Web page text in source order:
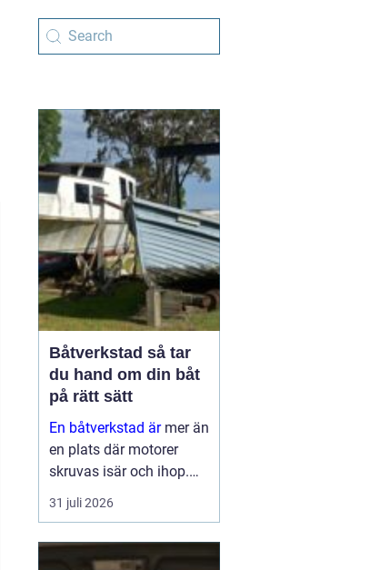
Båtverkstad så tar
du hand om din båt
på rätt sätt
En båtverkstad ärmer än
en plats där motorer
skruvas isär och ihop.
För många båtägare är
verkstaden en trygghet
en problemfri säsong på
31 juli 2026